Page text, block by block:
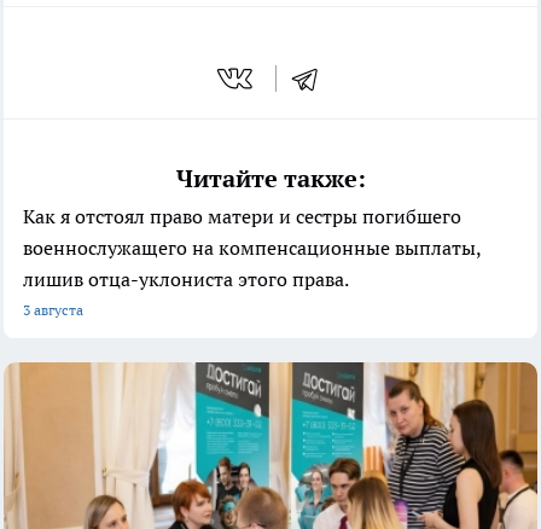
Читайте также:
Как я отстоял право матери и сестры погибшего
военнослужащего на компенсационные выплаты,
лишив отца-уклониста этого права.
3 августа